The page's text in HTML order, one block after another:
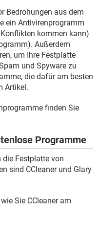
Bedrohungen aus dem
ein Antivirenprogramm
kommen kann)
Außerdem
um Ihre Festplatte
und Spyware zu
die dafür am besten
Artikel.
finden Sie
Programme
die Festplatte von
sind CCleaner und Glary
Sie CCleaner am